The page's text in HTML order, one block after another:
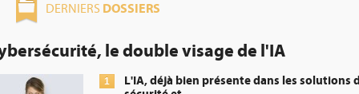
DERNIERS DOSSIERS
l'IA
dans les solutions de
DEE: l'efficacité
obligation pour les